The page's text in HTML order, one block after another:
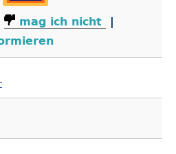
mag ich nicht
|